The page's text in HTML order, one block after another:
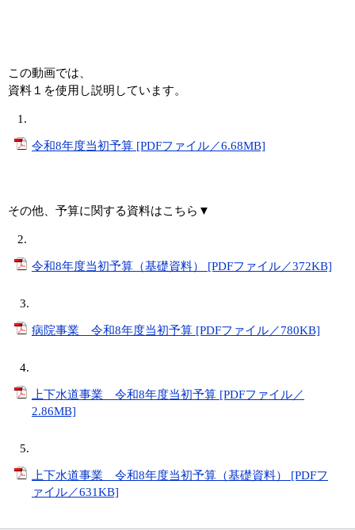
この動画では、
資料１を使用し説明しています。
1.
令和8年度当初予算 [PDFファイル／6.68MB]
その他、予算に関する資料はこちら▼
2.
令和8年度当初予算（基礎資料） [PDFファイル／372KB]
3.
病院事業 令和8年度当初予算 [PDFファイル／780KB]
4.
上下水道事業 令和8年度当初予算 [PDFファイル／
2.86MB]
5.
上下水道事業 令和8年度当初予算（基礎資料） [PDFフ
ァイル／631KB]